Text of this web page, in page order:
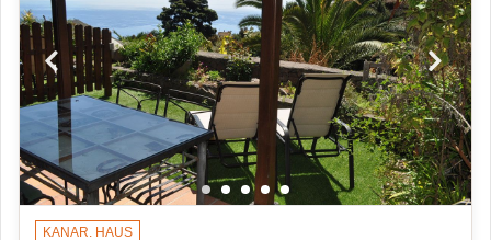
KANAR. HAUS